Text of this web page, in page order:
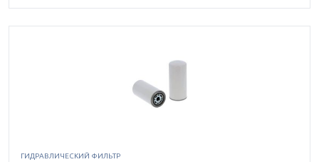
HEK8640428ASFG025LCB
HF 410-10.060-AS-MI060-ND-A01
ГИДРАВЛИЧЕСКИЙ ФИЛЬТР